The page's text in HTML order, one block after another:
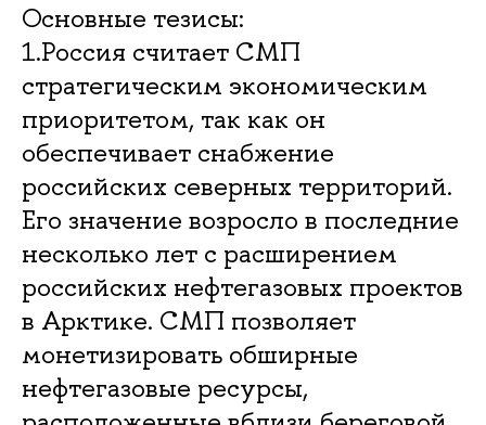
Основные тезисы:
1.Россия считает СМП
стратегическим экономическим
приоритетом, так как он
обеспечивает снабжение
российских северных территорий.
Его значение возросло в последние
несколько лет с расширением
российских нефтегазовых проектов
в Арктике. СМП позволяет
монетизировать обширные
нефтегазовые ресурсы,